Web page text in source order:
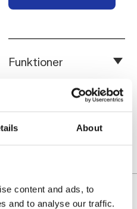
About
content and ads, to
and to analyse our traffic.
Funktioner
Material & färger